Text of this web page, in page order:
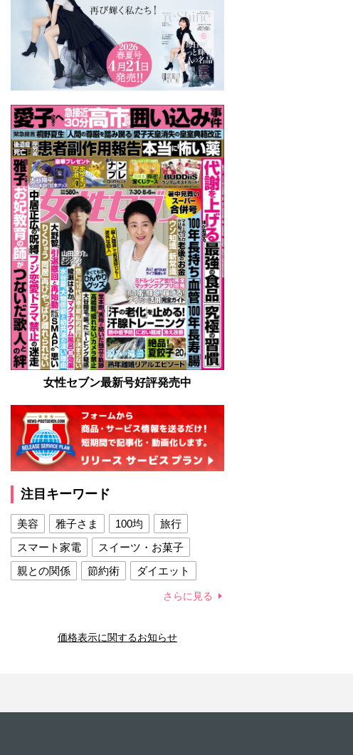
女性セブン最新号好評発売中
注目キーワード
美容 雅子さま 100均
旅行
スマート家電
スイーツ・お菓子
親との関係
節約術
ダイエット
夫との関係
新津春子 どか食い
さらに見る
価格表示に関するお知らせ